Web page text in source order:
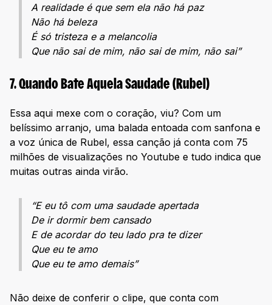
A realidade é que sem ela não há paz
Não há beleza
É só tristeza e a melancolia
Que não sai de mim, não sai de mim, não sai”
7. Quando Bate Aquela Saudade (Rubel)
Essa aqui mexe com o coração, viu? Com um
belíssimo arranjo, uma balada entoada com sanfona e
a voz única de Rubel, essa canção já conta com 75
milhões de visualizações no Youtube e tudo indica que
muitas outras ainda virão.
“E eu tô com uma saudade apertada
De ir dormir bem cansado
E de acordar do teu lado pra te dizer
Que eu te amo
Que eu te amo demais”
Não deixe de conferir o clipe, que conta com